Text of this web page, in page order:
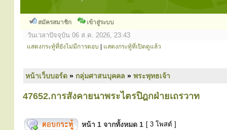
สมัครสมาชิก เข้าสู่ระบบ
วันเวลาปัจจุบัน 06 ส.ค. 2026, 23:43
แสดงกระทู้ที่ยังไม่มีการตอบ แสดงกระทู้ที่เปิดดูแล้ว
หน้าเว็บบอร์ด » กลุ่มศาสนบุคคล » พระพุทธเจ้า
47652.การสังคายนาพระไตรปิฎกฝ่ายเถรวาท
หน้า 1 จากทั้งหมด 1 [ 3 โพสต์ ]